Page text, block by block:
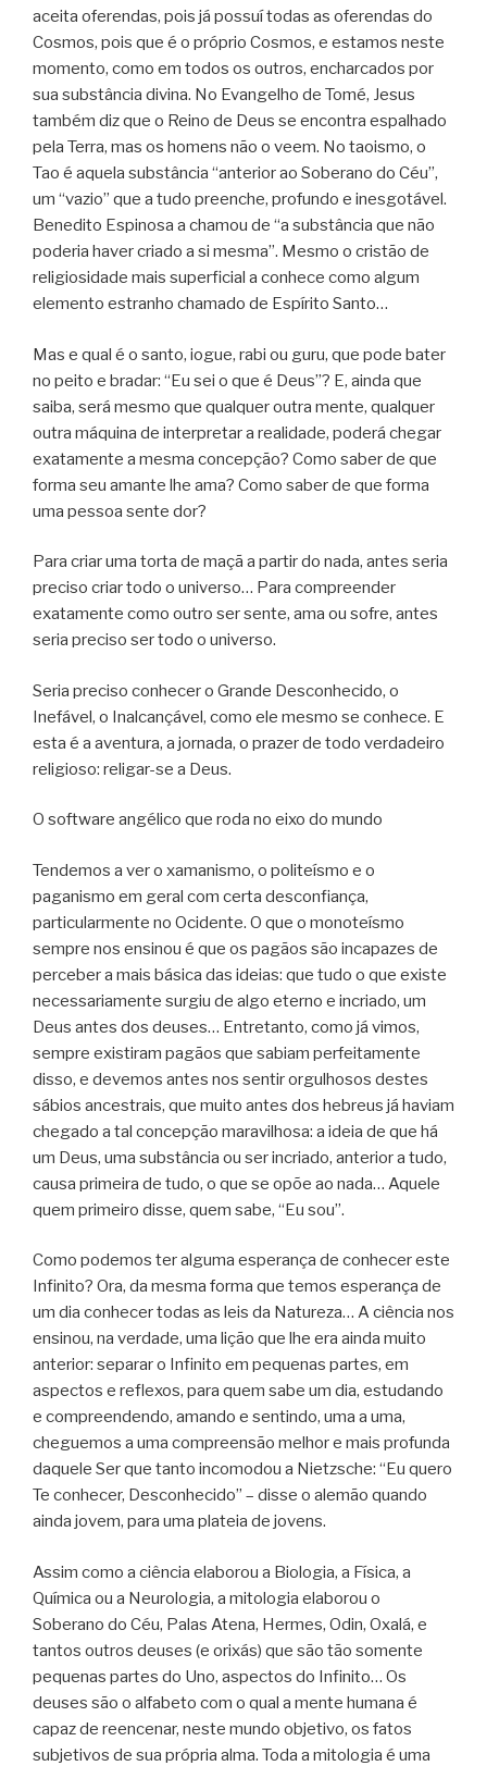
aceita oferendas, pois já possuí todas as oferendas do
Cosmos, pois que é o próprio Cosmos, e estamos neste
momento, como em todos os outros, encharcados por
sua substância divina. No Evangelho de Tomé, Jesus
também diz que o Reino de Deus se encontra espalhado
pela Terra, mas os homens não o veem. No taoismo, o
Tao é aquela substância “anterior ao Soberano do Céu”,
um “vazio” que a tudo preenche, profundo e inesgotável.
Benedito Espinosa a chamou de “a substância que não
poderia haver criado a si mesma”. Mesmo o cristão de
religiosidade mais superficial a conhece como algum
elemento estranho chamado de Espírito Santo…
Mas e qual é o santo, iogue, rabi ou guru, que pode bater
no peito e bradar: “Eu sei o que é Deus”? E, ainda que
saiba, será mesmo que qualquer outra mente, qualquer
outra máquina de interpretar a realidade, poderá chegar
exatamente a mesma concepção? Como saber de que
forma seu amante lhe ama? Como saber de que forma
uma pessoa sente dor?
Para criar uma torta de maçã a partir do nada, antes seria
preciso criar todo o universo… Para compreender
exatamente como outro ser sente, ama ou sofre, antes
seria preciso ser todo o universo.
Seria preciso conhecer o Grande Desconhecido, o
Inefável, o Inalcançável, como ele mesmo se conhece. E
esta é a aventura, a jornada, o prazer de todo verdadeiro
religioso: religar-se a Deus.
O software angélico que roda no eixo do mundo
Tendemos a ver o xamanismo, o politeísmo e o
paganismo em geral com certa desconfiança,
particularmente no Ocidente. O que o monoteísmo
sempre nos ensinou é que os pagãos são incapazes de
perceber a mais básica das ideias: que tudo o que existe
necessariamente surgiu de algo eterno e incriado, um
Deus antes dos deuses… Entretanto, como já vimos,
sempre existiram pagãos que sabiam perfeitamente
disso, e devemos antes nos sentir orgulhosos destes
sábios ancestrais, que muito antes dos hebreus já haviam
chegado a tal concepção maravilhosa: a ideia de que há
um Deus, uma substância ou ser incriado, anterior a tudo,
causa primeira de tudo, o que se opõe ao nada… Aquele
quem primeiro disse, quem sabe, “Eu sou”.
Como podemos ter alguma esperança de conhecer este
Infinito? Ora, da mesma forma que temos esperança de
um dia conhecer todas as leis da Natureza… A ciência nos
ensinou, na verdade, uma lição que lhe era ainda muito
anterior: separar o Infinito em pequenas partes, em
aspectos e reflexos, para quem sabe um dia, estudando
e compreendendo, amando e sentindo, uma a uma,
cheguemos a uma compreensão melhor e mais profunda
daquele Ser que tanto incomodou a Nietzsche: “Eu quero
Te conhecer, Desconhecido” – disse o alemão quando
ainda jovem, para uma plateia de jovens.
Assim como a ciência elaborou a Biologia, a Física, a
Química ou a Neurologia, a mitologia elaborou o
Soberano do Céu, Palas Atena, Hermes, Odin, Oxalá, e
tantos outros deuses (e orixás) que são tão somente
pequenas partes do Uno, aspectos do Infinito… Os
deuses são o alfabeto com o qual a mente humana é
capaz de reencenar, neste mundo objetivo, os fatos
subjetivos de sua própria alma. Toda a mitologia é uma